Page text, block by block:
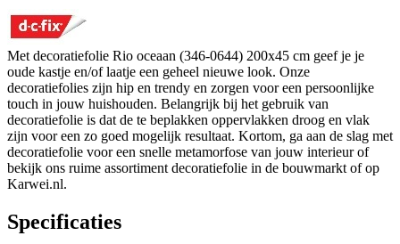
Met decoratiefolie Rio oceaan (346-0644) 200x45 cm geef je je
oude kastje en/of laatje een geheel nieuwe look. Onze
decoratiefolies zijn hip en trendy en zorgen voor een persoonlijke
touch in jouw huishouden. Belangrijk bij het gebruik van
decoratiefolie is dat de te beplakken oppervlakken droog en vlak
zijn voor een zo goed mogelijk resultaat. Kortom, ga aan de slag met
decoratiefolie voor een snelle metamorfose van jouw interieur of
bekijk ons ruime assortiment decoratiefolie in de bouwmarkt of op
Karwei.nl.
Specificaties